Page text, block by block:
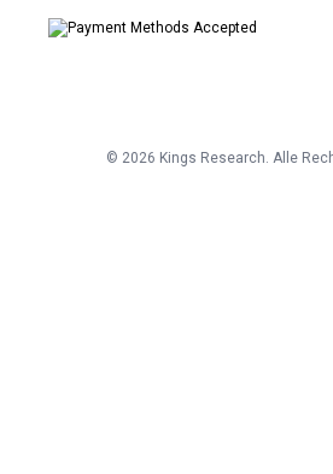
© 2026 Kings Research. Alle